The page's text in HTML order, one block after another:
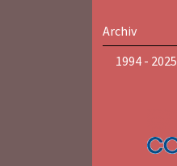
Archiv
1994 - 2025